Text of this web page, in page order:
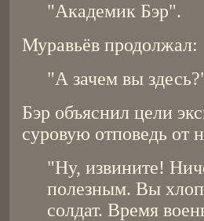
"Академик Бэр".
Муравьёв продолжал:
"А зачем вы
Бэр объяснил цели
суровую отповедь от
"Ну, извините!
полезным. Вы
солдат. Время